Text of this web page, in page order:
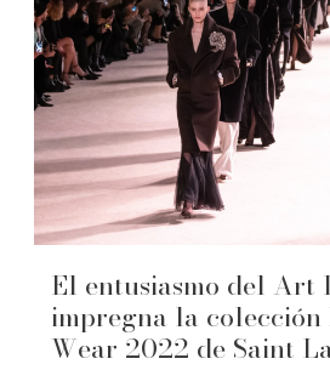
El entusiasmo del Art
impregna la colección
Wear 2022 de Saint